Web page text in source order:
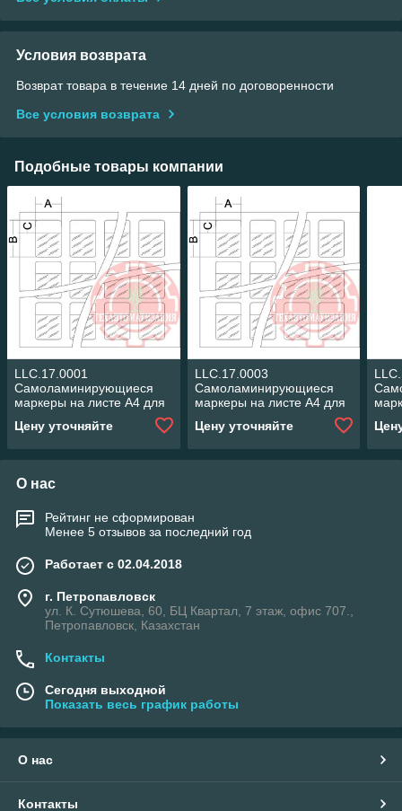
Условия возврата
Возврат товара в течение 14 дней по договоренности
Все условия возврата
Подобные товары компании
LLC.17.0001
Самоламинирующиеся
маркеры на листе А4 для
(12,0х23,0) в упаковке
Цену уточняйте
LLC.17.0003
Самоламинирующиеся
маркеры на листе А4 для
(18,0х34,0) в упаковке
Цену уточняйте
О нас
Рейтинг не сформирован
Менее 5 отзывов за последний год
Работает с 02.04.2018
г. Петропавловск
ул. К. Сутюшева, 60, БЦ Квартал, 7 этаж, офис 707.,
Петропавловск, Казахстан
Контакты
Сегодня выходной
Показать весь график работы
О нас
Контакты